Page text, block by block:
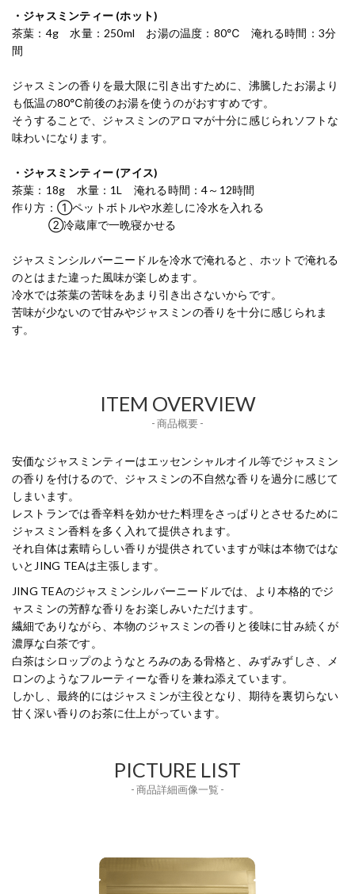
・ジャスミンティー (ホット)
茶葉：4g 水量：250ml お湯の温度：80℃ 淹れる時間：3分
間
ジャスミンの香りを最大限に引き出すために、沸騰したお湯より
も低温の80℃前後のお湯を使うのがおすすめです。
そうすることで、ジャスミンのアロマが十分に感じられソフトな
味わいになります。
・ジャスミンティー (アイス)
茶葉：18g 水量：1L 淹れる時間：4～12時間
作り方：①ペットボトルや水差しに冷水を入れる
②冷蔵庫で一晩寝かせる
ジャスミンシルバーニードルを冷水で淹れると、ホットで淹れる
のとはまた違った風味が楽しめます。
冷水では茶葉の苦味をあまり引き出さないからです。
苦味が少ないので甘みやジャスミンの香りを十分に感じられま
す。
ITEM OVERVIEW
- 商品概要 -
安価なジャスミンティーはエッセンシャルオイル等でジャスミン
の香りを付けるので、ジャスミンの不自然な香りを過分に感じて
しまいます。
レストランでは香辛料を効かせた料理をさっぱりとさせるために
ジャスミン香料を多く入れて提供されます。
それ自体は素晴らしい香りが提供されていますが味は本物ではな
いとJING TEAは主張します。
JING TEAのジャスミンシルバーニードルでは、より本格的でジ
ャスミンの芳醇な香りをお楽しみいただけます。
繊細でありながら、本物のジャスミンの香りと後味に甘み続くが
濃厚な白茶です。
白茶はシロップのようなとろみのある骨格と、みずみずしさ、メ
ロンのようなフルーティーな香りを兼ね添えています。
しかし、最終的にはジャスミンが主役となり、期待を裏切らない
甘く深い香りのお茶に仕上がっています。
PICTURE LIST
- 商品詳細画像一覧 -